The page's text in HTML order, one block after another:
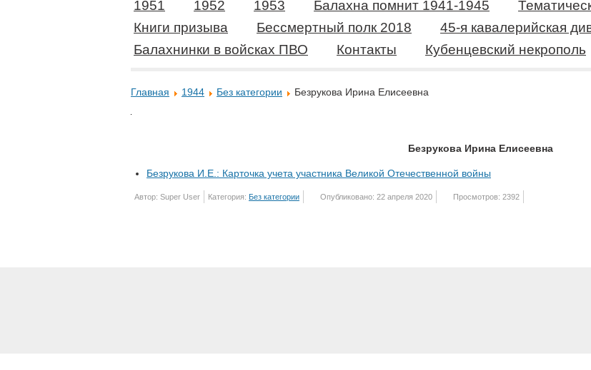
1951
1952 1953 Балахна помнит 1941-1945
Книги призыва
Бессмертный полк 2018 45-я кавалерийская
Балахнинки в войсках ПВО
Контакты Кубенцевский некрополь
Главная 1944 Без категории Безрукова Ирина Елисеевна
Безрукова Ирина Елисеевна
Безрукова И.Е.: Карточка учета участника Великой Отечественной войны
Автор: Super User Категория: Без категории Опубликовано: 22 апреля 2020 Просмотров: 2392